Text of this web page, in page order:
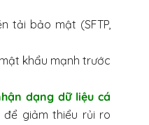
tải bảo mật (SFTP,
khẩu mạnh trước
dạng dữ liệu cá
để giảm thiểu rủi ro